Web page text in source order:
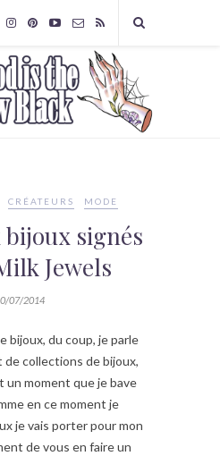
CRÉATEURS MODE
bijoux signés
Jewels
07/2014
bijoux, du coup, je parle
de collections de bijoux,
un moment que je bave
en ce moment je
je vais porter pour mon
de vous en faire un